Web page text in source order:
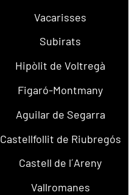
Vacarisses
Subirats
Hipòlit de Voltregà
Figaró-Montmany
Aguilar de Segarra
Castellfollit de Riubregós
Castell de l´Areny
Vallromanes